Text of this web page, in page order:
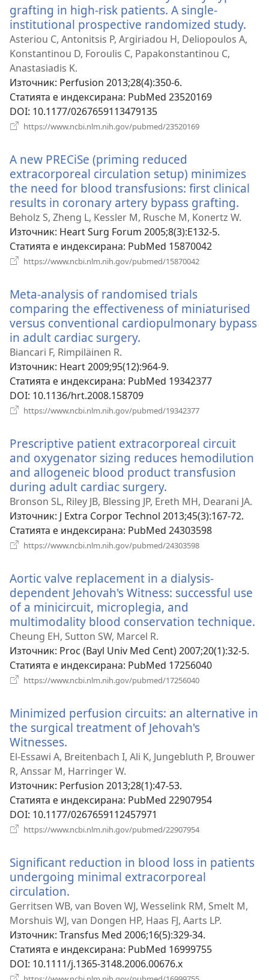
grafting in high-risk patients. A single-
institutional prospective randomized study.
нов
Asteriou C, Antonitsis P, Argiriadou H, Deliopoulos A,
Konstantinou D, Foroulis C, Papakonstantinou C,
Anastasiadis K.
Източник‎: Perfusion 2013;28(4):350-6.
Статията е индексирана‎: PubMed 23520169
DOI‎: 10.1177/0267659113479135
https://www.ncbi.nlm.nih.gov/pubmed/23520169
A new PRECiSe (priming reduced
extracorporeal circulation setup) minimizes
the need for blood transfusions: first clinical
results in coronary artery bypass grafting.
нов
Beholz S, Zheng L, Kessler M, Rusche M, Konertz W.
Източник‎: Heart Surg Forum 2005;8(3):E132-5.
Статията е индексирана‎: PubMed 15870042
https://www.ncbi.nlm.nih.gov/pubmed/15870042
Meta-analysis of randomised trials
comparing the effectiveness of miniaturised
versus conventional cardiopulmonary bypass
in adult cardiac surgery.
прозорец)
Biancari F, Rimpiläinen R.
Източник‎: Heart 2009;95(12):964-9.
Статията е индексирана‎: PubMed 19342377
DOI‎: 10.1136/hrt.2008.158709
https://www.ncbi.nlm.nih.gov/pubmed/19342377
Prescriptive patient extracorporeal circuit
and oxygenator sizing reduces hemodilution
and allogeneic blood product transfusion
during adult cardiac surgery.
нов
прозорец)
Bronson SL, Riley JB, Blessing JP, Ereth MH, Dearani JA.
Източник‎: J Extra Corpor Technol 2013;45(3):167-72.
Статията е индексирана‎: PubMed 24303598
https://www.ncbi.nlm.nih.gov/pubmed/24303598
Aortic valve replacement in a dialysis-
dependent Jehovah's Witness: successful use
of a minicircuit, microplegia, and
multimodality blood conservation technique.
Cheung EH, Sutton SW, Marcel R.
Източник‎: Proc (Bayl Univ Med Cent) 2007;20(1):32-5.
Статията е индексирана‎: PubMed 17256040
https://www.ncbi.nlm.nih.gov/pubmed/17256040
Minimized perfusion circuits: an alternative in
the surgical treatment of Jehovah's
Witnesses.
нов
прозорец)
El-Essawi A, Breitenbach I, Ali K, Jungebluth P, Brouwer
R, Anssar M, Harringer W.
Източник‎: Perfusion 2013;28(1):47-53.
Статията е индексирана‎: PubMed 22907954
DOI‎: 10.1177/0267659112457971
https://www.ncbi.nlm.nih.gov/pubmed/22907954
Significant reduction in blood loss in patients
undergoing minimal extracorporeal
circulation.
нов
прозорец)
Gerritsen WB, van Boven WJ, Wesselink RM, Smelt M,
Morshuis WJ, van Dongen HP, Haas FJ, Aarts LP.
Източник‎: Transfus Med 2006;16(5):329-34.
Статията е индексирана‎: PubMed 16999755
DOI‎: 10.1111/j.1365-3148.2006.00676.x